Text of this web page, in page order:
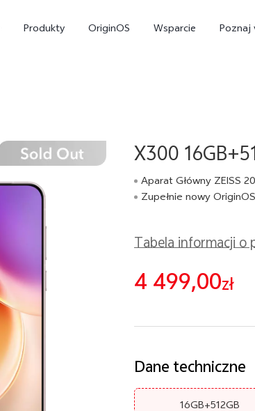
Produkty OriginOS Wsparcie Poznaj
X300 Pro X300
X300
Aparat Główny ZEISS
Zupełnie nowy
Tabela informacji o
4 499,00zł
Dane techniczne
16GB+512GB